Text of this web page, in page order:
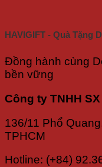
HAVIGIFT - Quà Tặng
Đồng hành cùng
bền vững
Công ty TNHH
136/11 Phổ
TPHCM
Hotline: (+84)